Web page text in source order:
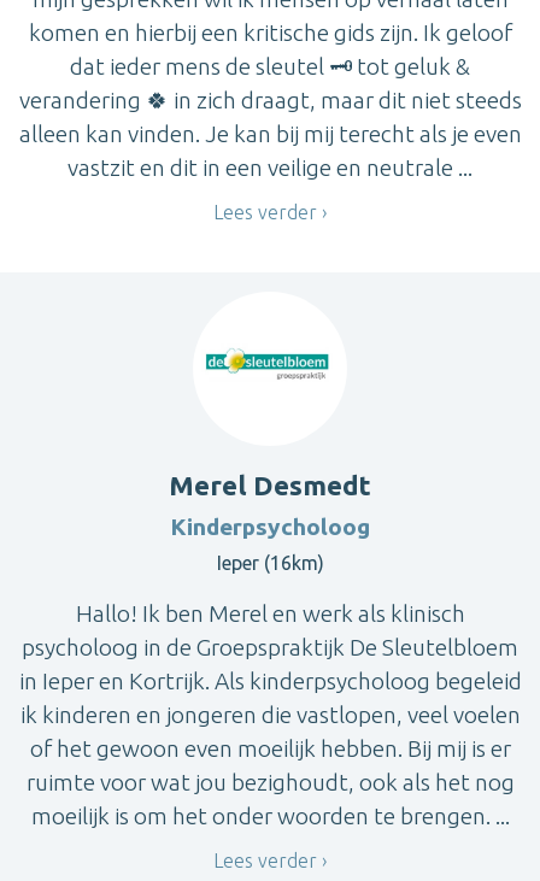
komen en hierbij een kritische gids zijn. Ik geloof
dat ieder mens de sleutel 🗝 tot geluk &
verandering 🍀 in zich draagt, maar dit niet steeds
alleen kan vinden. Je kan bij mij terecht als je even
vastzit en dit in een veilige en neutrale ...
Lees verder
Merel Desmedt
Kinderpsycholoog
Ieper (16km)
Hallo! Ik ben Merel en werk als klinisch
psycholoog in de Groepspraktijk De Sleutelbloem
in Ieper en Kortrijk. Als kinderpsycholoog begeleid
ik kinderen en jongeren die vastlopen, veel voelen
of het gewoon even moeilijk hebben. Bij mij is er
ruimte voor wat jou bezighoudt, ook als het nog
moeilijk is om het onder woorden te brengen. ...
Lees verder